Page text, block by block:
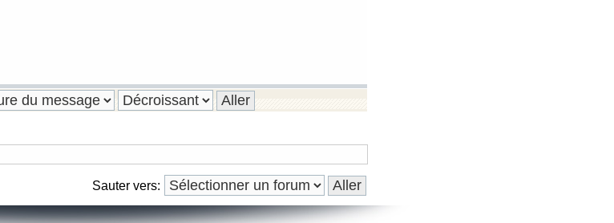
Sauter vers: